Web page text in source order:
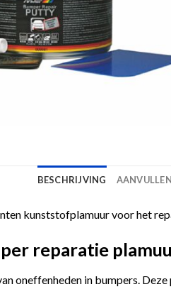
BESCHRIJVING
kunststofplamuur voor het
reparatie
oneffenheden in bumpers.